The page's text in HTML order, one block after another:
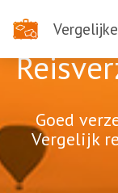
Goed
Vergelijk